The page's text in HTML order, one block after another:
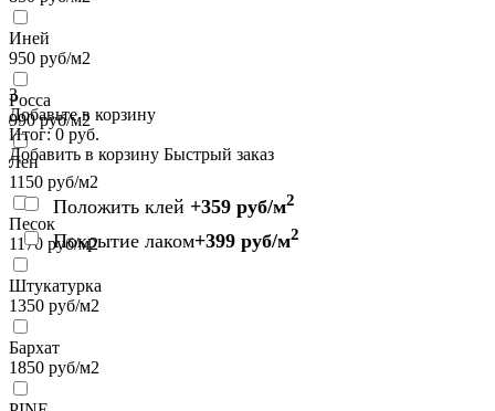
Иней
950 руб/м2
Росса
990руб/м2
Лен
1150 руб/м2
Песок
1170 руб/м2
Штукатурка
1350 руб/м2
Бархат
1850 руб/м2
3
Добавьте в корзину
Итог:0 руб.
Добавить в корзину Быстрый заказ
Положить клей +359 руб/м2
Покрытие лаком+399 руб/м2